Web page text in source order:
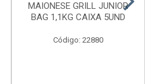
MAIONESE GRILL JUNIOR
BAG 1,1KG CAIXA 5UND
Código: 22880